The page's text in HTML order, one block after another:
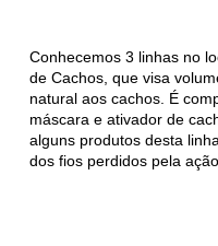
Conhecemos 3 linhas no
de Cachos, que visa
natural aos cachos. É
máscara e ativador de
alguns produtos desta
dos fios perdidos pela